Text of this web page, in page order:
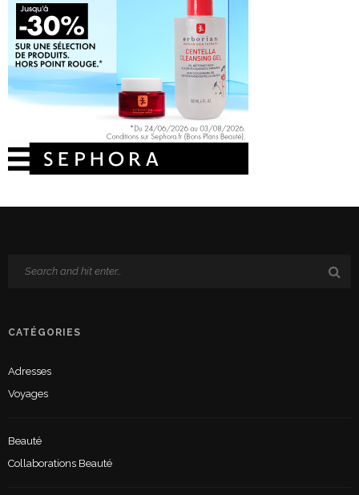
CATÉGORIES
Adresses
Voyages
Beauté
Collaborations Beauté